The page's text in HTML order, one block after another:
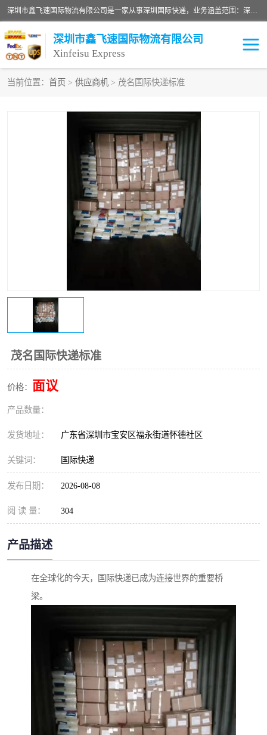
深圳市鑫飞速国际物流有限公司是一家从事深圳国际快递，业务涵盖范围：深圳DHL国际快递、深圳国际快递公司、深圳国际物流公司、深圳国际快递、深圳DHL国际快递电话可拨打全国服务热线：15019287411。欢迎各位亲来人来电到我司洽谈合作。
深圳市鑫飞速国际物流有限公司
Xinfeisu Express
当前位置： 首页 > 供应商机 > 茂名国际快递标准
茂名国际快递标准
价格： 面议
产品数量：
发货地址： 广东省深圳市宝安区福永街道怀德社区
关键词： 国际快递
发布日期： 2026-08-08
阅 读 量： 304
产品描述
在全球化的今天，国际快递已成为连接世界的重要桥
梁。
巴西快递
深圳DHL国际快递 伊朗快递
深圳国际快递公司
深圳国际物流公司 深圳国际快递电话
深圳国际快递